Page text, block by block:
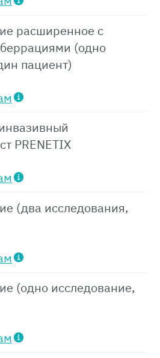
расширенное с
(одно
пациент)
PRENETIX
(два исследования,
(одно исследование,